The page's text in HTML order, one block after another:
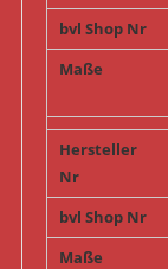
bvl Shop Nr
Maße
Hersteller
Nr
bvl Shop Nr
Maße